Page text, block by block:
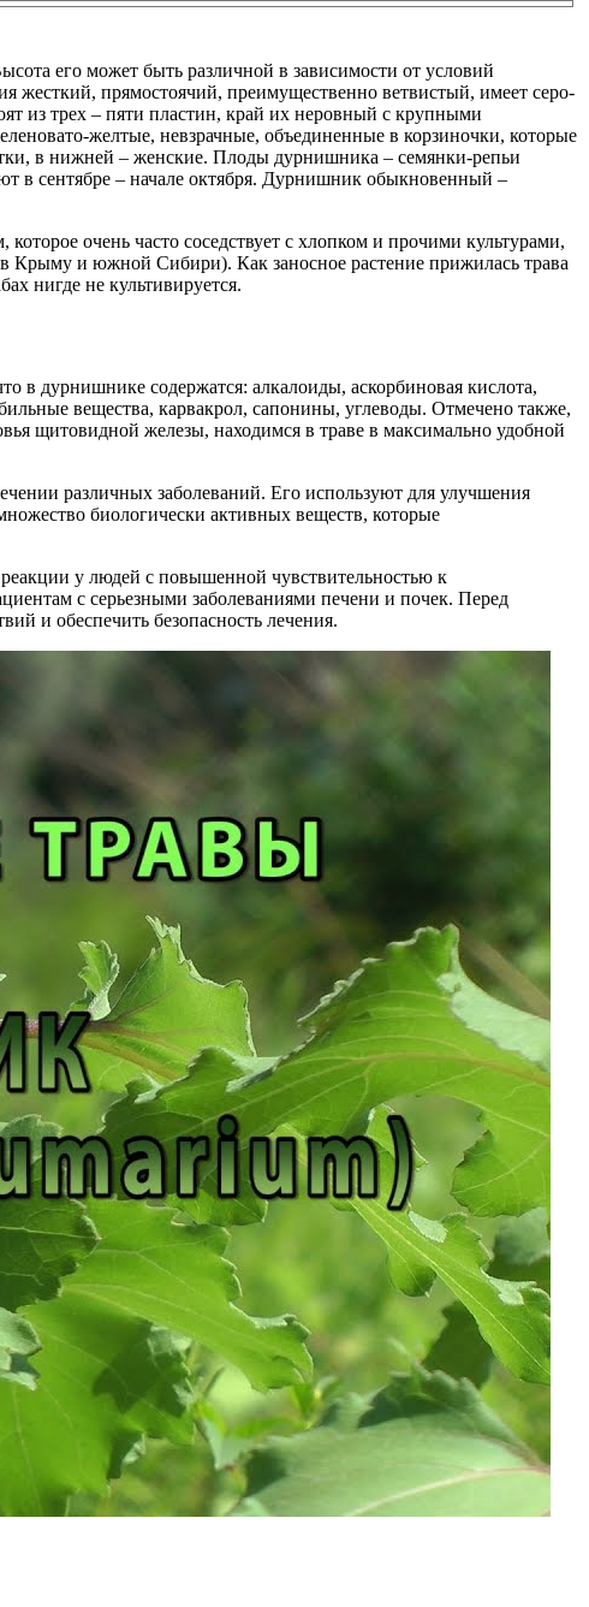
его может быть различной в зависимости от условий
жесткий, прямостоячий, преимущественно ветвистый, имеет серо-
из трех – пяти пластин, край их неровный с крупными
желтые, невзрачные, объединенные в корзиночки, которые
в нижней – женские. Плоды дурнишника – семянки-репьи
в сентябре – начале октября. Дурнишник обыкновенный –
очень часто соседствует с хлопком и прочими культурами,
Крыму и южной Сибири). Как заносное растение прижилась трава
нигде не культивируется.
в дурнишнике содержатся: алкалоиды, аскорбиновая кислота,
вещества, карвакрол, сапонины, углеводы. Отмечено также,
щитовидной железы, находимся в траве в максимально удобной
различных заболеваний. Его используют для улучшения
биологически активных веществ, которые
у людей с повышенной чувствительностью к
с серьезными заболеваниями печени и почек. Перед
и обеспечить безопасность лечения.